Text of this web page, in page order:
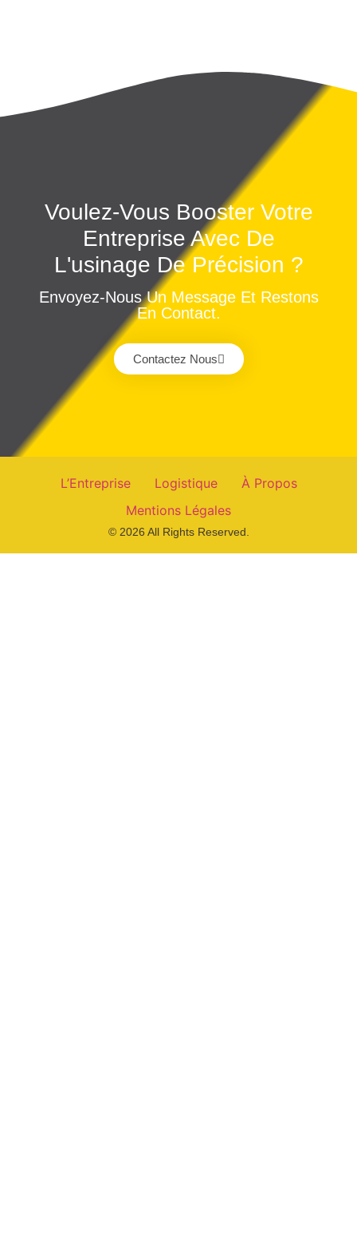
Voulez-Vous Booster Votre
Entreprise Avec De
L'usinage De Précision ?
Envoyez-Nous Un Message Et Restons
En Contact.
Contactez Nous
L’Entreprise Logistique
À Propos
Mentions Légales
© 2026 All Rights Reserved.